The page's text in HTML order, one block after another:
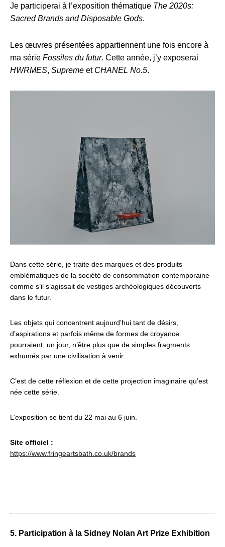
Je participerai à l’exposition thématique The 2020s:
Sacred Brands and Disposable Gods.
Les œuvres présentées appartiennent une fois encore à
ma série Fossiles du futur. Cette année, j’y exposerai
HWRMES, Supreme et CHANEL No.5.
Dans cette série, je traite des marques et des produits
emblématiques de la société de consommation contemporaine
comme s’il s’agissait de vestiges archéologiques découverts
dans le futur.
Les objets qui concentrent aujourd’hui tant de désirs,
d’aspirations et parfois même de formes de croyance
pourraient, un jour, n’être plus que de simples fragments
exhumés par une civilisation à venir.
C’est de cette réflexion et de cette projection imaginaire qu’est
née cette série.
L’exposition se tient du 22 mai au 6 juin.
Site officiel :
https://www.fringeartsbath.co.uk/brands
5. Participation à la Sidney Nolan Art Prize Exhibition